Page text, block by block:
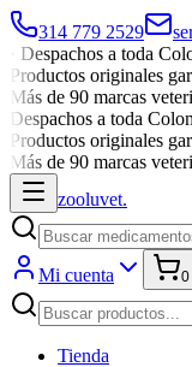
314 779 2529
Despachos a toda
Productos originales
Más de 90 marcas
Despachos a toda
Productos originales
Más de 90 marcas
zooluvet.
Mi cuenta 0
Tienda